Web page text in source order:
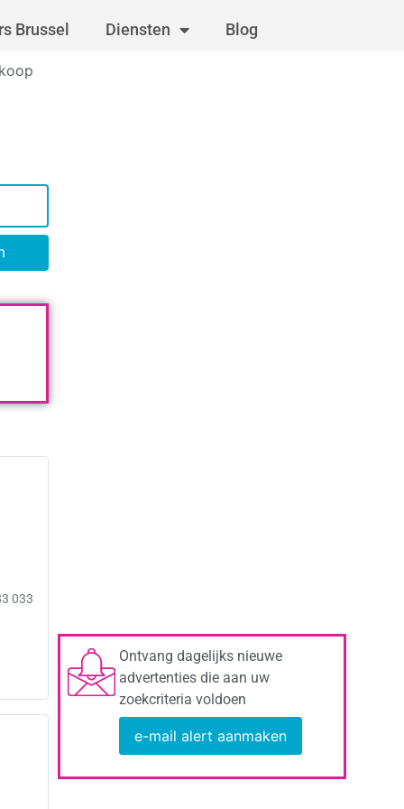
Brussel Diensten Blog
033
Ontvang dagelijks nieuwe
advertenties die aan uw
zoekcriteria voldoen
e-mail alert aanmaken